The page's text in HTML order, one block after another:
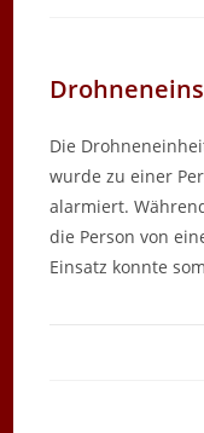
Die
wurde zu einer
alarmiert.
die Person von
Einsatz konnte